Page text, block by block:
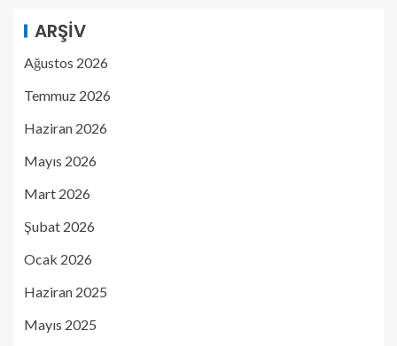
ARŞIV
Ağustos 2026
Temmuz 2026
Haziran 2026
Mayıs 2026
Mart 2026
Şubat 2026
Ocak 2026
Haziran 2025
Mayıs 2025